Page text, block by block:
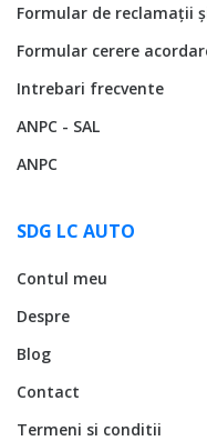
Formular de reclamații
Formular cerere
Intrebari frecvente
ANPC - SAL
ANPC
SDG LC AUTO
Contul meu
Despre
Blog
Contact
Termeni si conditii